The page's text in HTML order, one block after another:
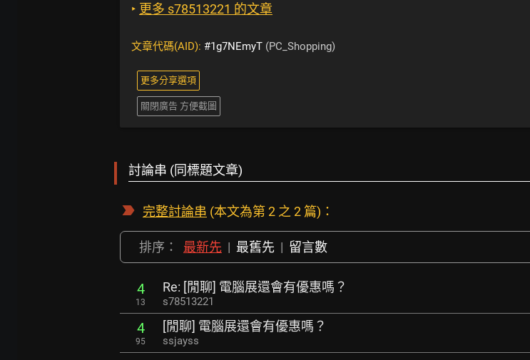
‣ 更多 s78513221 的文章
文章代碼(AID): #1g7NEmyT (PC_Shopping)
更多分享選項
關閉廣告 方便截圖
討論串 (同標題文章)
完整討論串 (本文為第 2 之 2 篇)：
排序： 最新先 | 最舊先 | 留言數
4
13
Re: [閒聊] 電腦展還會有優惠嗎？
s78513221
4
95
[閒聊] 電腦展還會有優惠嗎？
ssjayss